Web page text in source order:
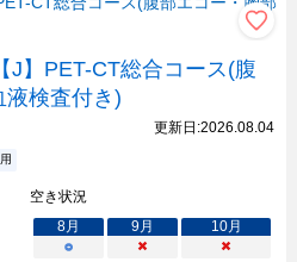
PET-CT総合コース(腹
検査付き)
更新日:2026.08.04
空き状況
8月 9月 10月
○
× ×